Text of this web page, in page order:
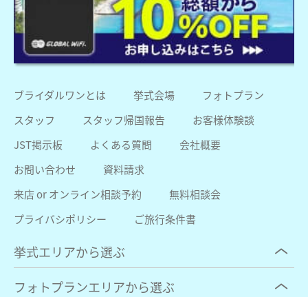
ブライダルワンとは 挙式会場
フォトプラン
スタッフ
スタッフ帰国報告
お客様体験談
JST掲示板
よくある質問
会社概要
お問い合わせ
資料請求
来店 or オンライン相談予約
無料相談会
プライバシポリシー
ご旅行条件書
挙式エリアから選ぶ
フォトプランエリアから選ぶ